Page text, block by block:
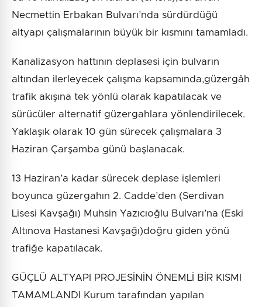
Necmettin Erbakan Bulvarı’nda sürdürdüğü
altyapı çalışmalarının büyük bir kısmını tamamladı.
Kanalizasyon hattının deplasesi için bulvarın
altından ilerleyecek çalışma kapsamında,güzergâh
trafik akışına tek yönlü olarak kapatılacak ve
sürücüler alternatif güzergahlara yönlendirilecek.
Yaklaşık olarak 10 gün sürecek çalışmalara 3
Haziran Çarşamba günü başlanacak.
13 Haziran’a kadar sürecek deplase işlemleri
boyunca güzergahın 2. Cadde’den (Serdivan
Lisesi Kavşağı) Muhsin Yazıcıoğlu Bulvarı’na (Eski
Altınova Hastanesi Kavşağı)doğru giden yönü
trafiğe kapatılacak.
GÜÇLÜ ALTYAPI PROJESİNİN ÖNEMLİ BİR KISMI
TAMAMLANDI Kurum tarafından yapılan